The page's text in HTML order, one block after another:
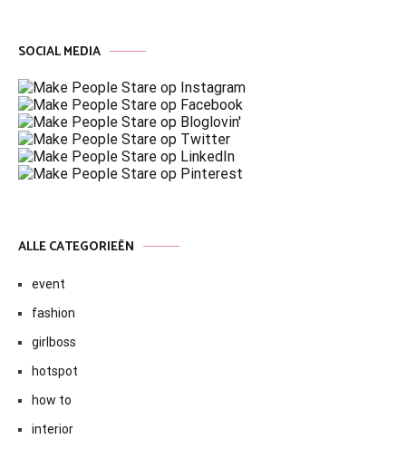
SOCIAL MEDIA
ALLE CATEGORIEËN
event
fashion
girlboss
hotspot
how to
interior